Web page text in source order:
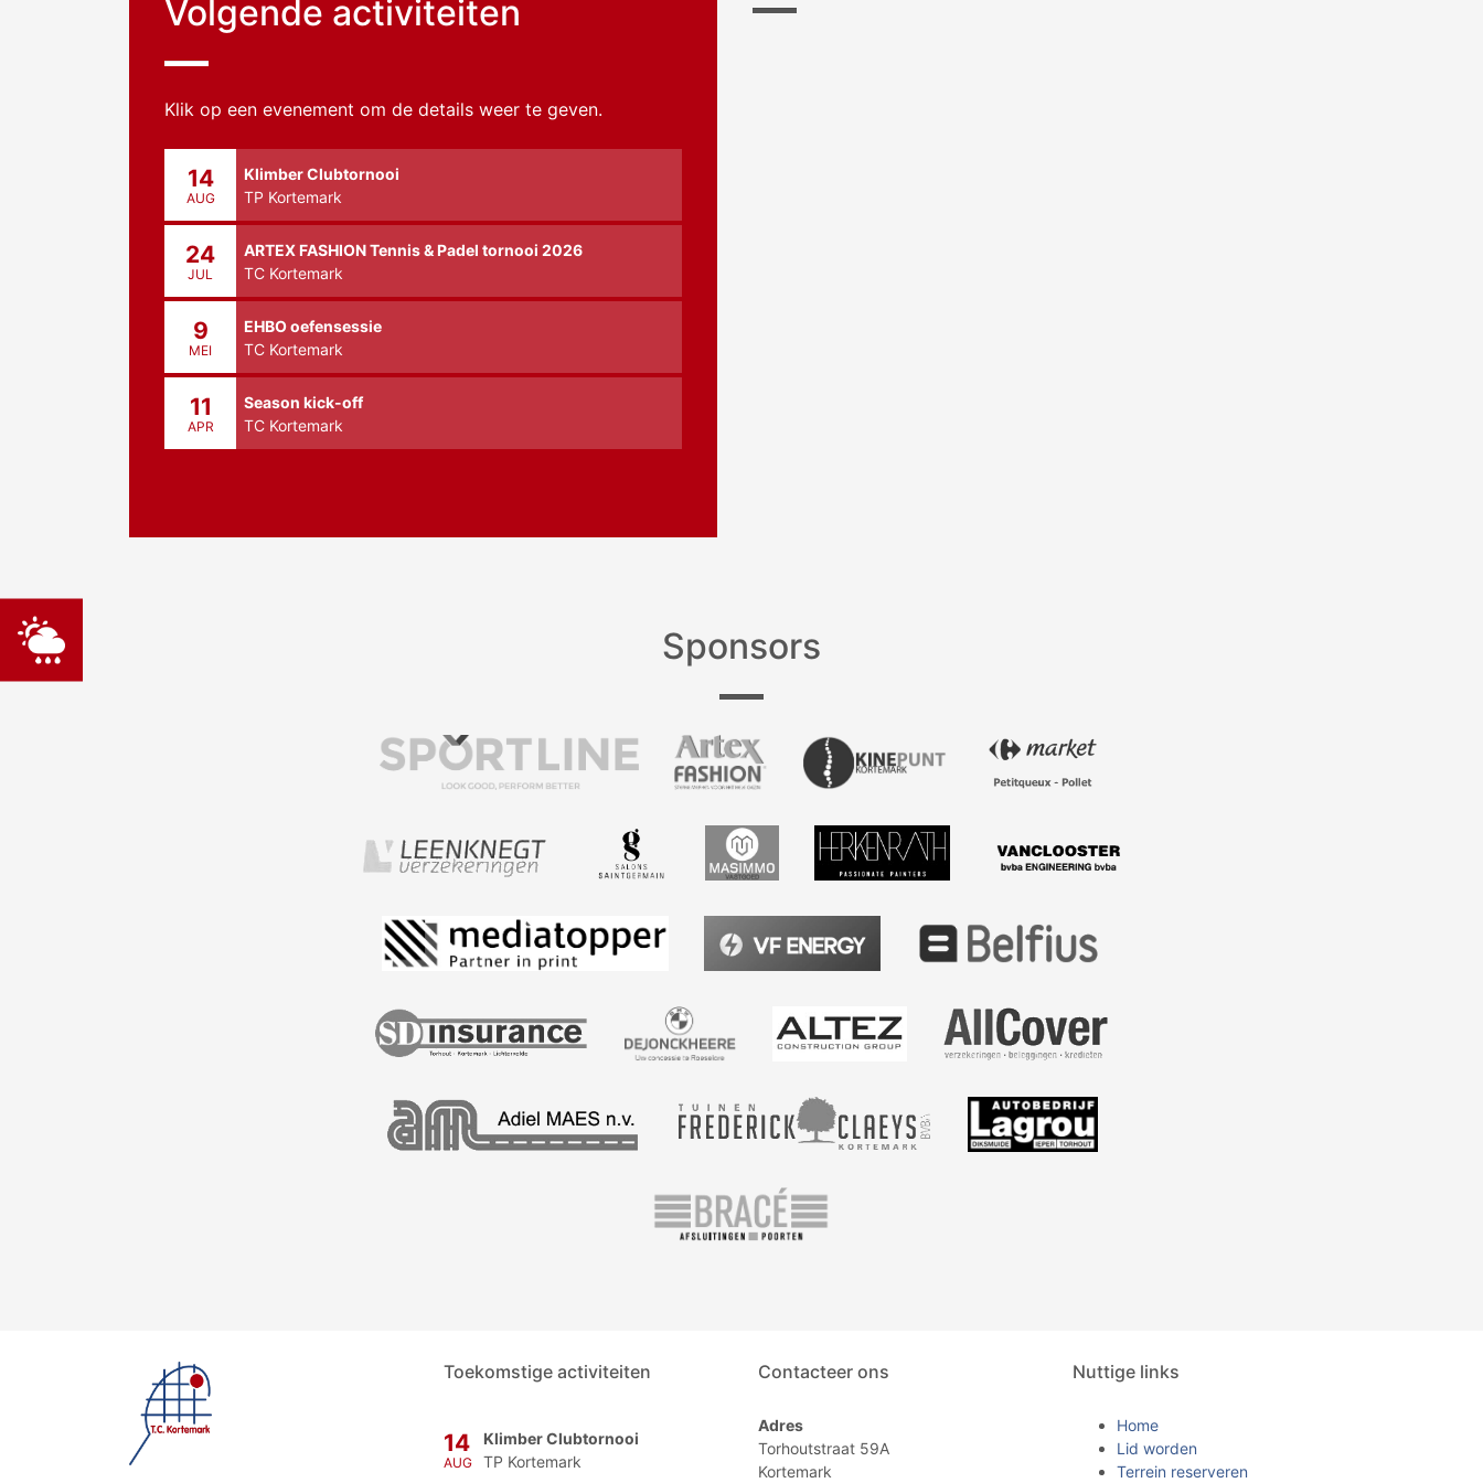
Volgende activiteiten
Klik op een evenement om de details weer te geven.
14
AUG
Klimber Clubtornooi
TP Kortemark
24
JUL
ARTEX FASHION Tennis & Padel tornooi 2026
TC Kortemark
9
MEI
EHBO oefensessie
TC Kortemark
11
APR
Season kick-off
TC Kortemark
Sponsors
Toekomstige activiteiten
14
AUG
Klimber Clubtornooi
TP Kortemark
Contacteer ons
Adres
Torhoutstraat 59A
Kortemark
Nuttige links
Home
Lid worden
Terrein reserveren